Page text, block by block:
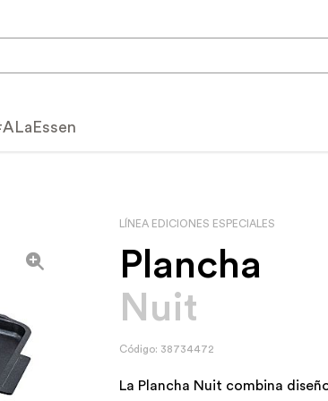
Cómo utilizar
Servicio
LÍNEA EDICIONES ESPECIALES
Plancha
Nuit
Código: 38734472
La Plancha Nuit combina